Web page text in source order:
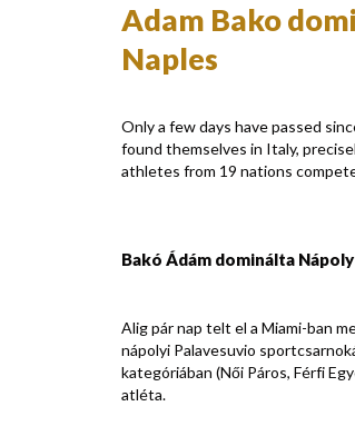
Adam Bako
Naples
Only a few days have passed
found themselves in Italy,
athletes from 19 nations
Bakó Ádám dominálta
Alig pár nap telt el a Miami-ban
nápolyi Palavesuvio
kategóriában (Női Páros, Férfi
atléta.